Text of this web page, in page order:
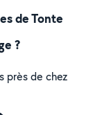
de Tonte
?
près de chez